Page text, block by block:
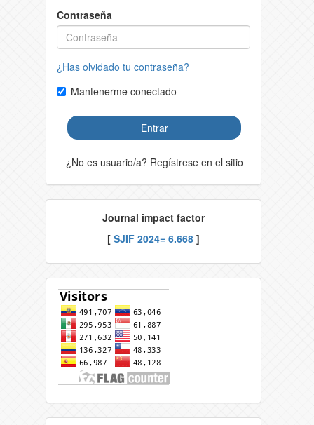
Contraseña
¿Has olvidado tu contraseña?
Mantenerme conectado
Entrar
¿No es usuario/a? Regístrese en el sitio
Journal impact factor
[ SJIF 2024= 6.668 ]